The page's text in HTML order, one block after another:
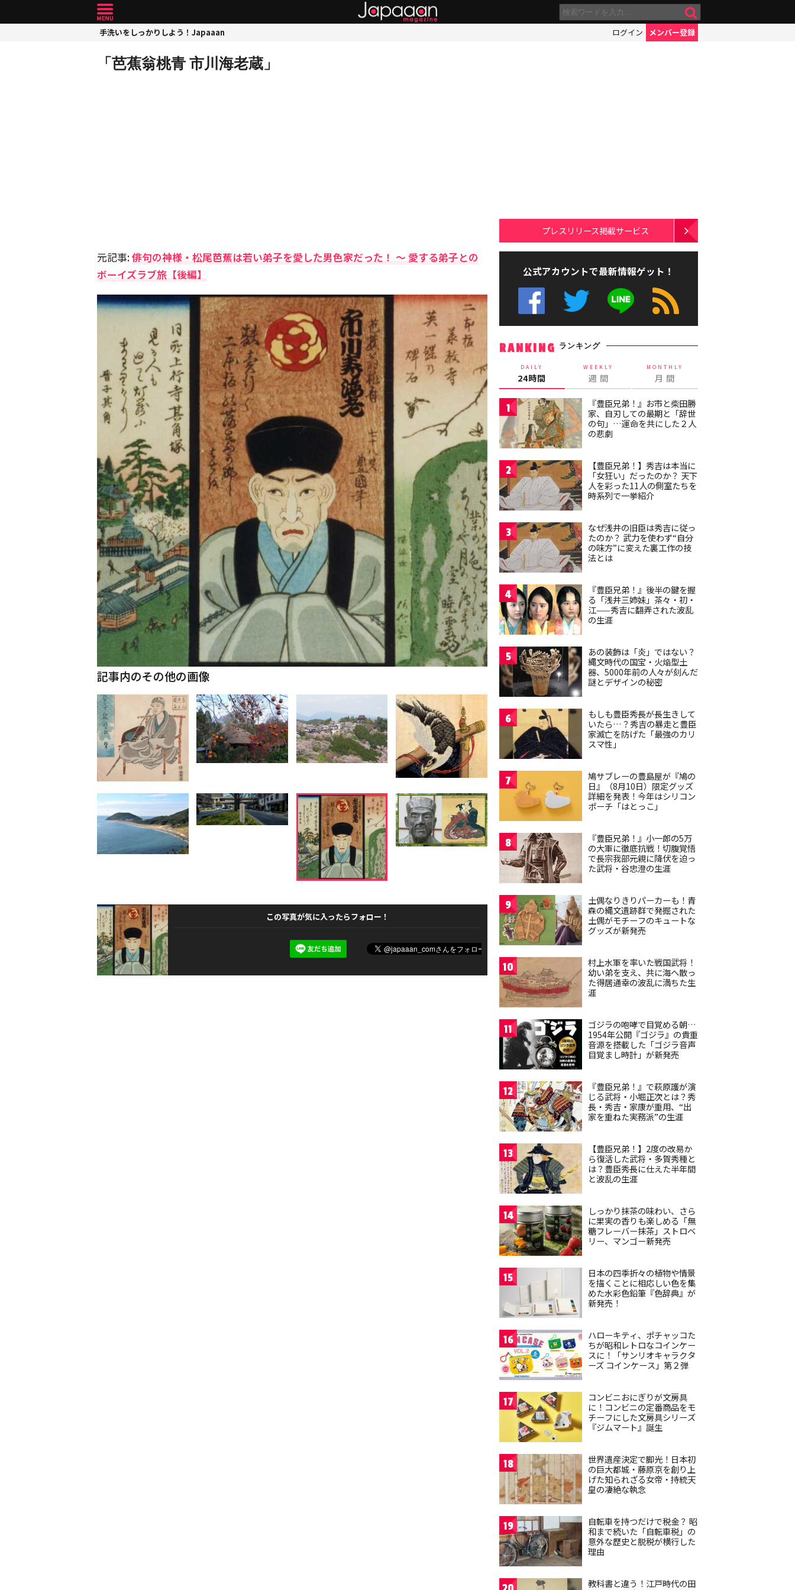
手洗いをしっかりしよう！Japaaan ログイン メンバー登録
「芭蕉翁桃青 市川海老蔵」
元記事:俳句の神様・松尾芭蕉は若い弟子を愛した男色家だった！ 〜 愛する弟子との
ボーイズラブ旅【後編】
記事内のその他の画像
この写真が気に入ったらフォロー！
プレスリリース掲載サービス
公式アカウントで最新情報ゲット！
RANKING ランキング
DAILY
24時間
WEEKLY
週 間
MONTHLY
月 間
1
『豊臣兄弟！』お市と柴田勝
家、自刃しての最期と「辞世
の句」…運命を共にした２人
の悲劇
2
【豊臣兄弟！】秀吉は本当に
「女狂い」だったのか？ 天下
人を彩った11人の側室たちを
時系列で一挙紹介
3
なぜ浅井の旧臣は秀吉に従っ
たのか？ 武力を使わず“自分
の味方”に変えた裏工作の技
法とは
4
『豊臣兄弟！』後半の鍵を握
る「浅井三姉妹」茶々・初・
江——秀吉に翻弄された波乱
の生涯
5
あの装飾は「炎」ではない？
縄文時代の国宝・火焔型土
器、5000年前の人々が刻んだ
謎とデザインの秘密
6
もしも豊臣秀長が長生きして
いたら…？秀吉の暴走と豊臣
家滅亡を防げた「最強のカリ
スマ性」
7
鳩サブレーの豊島屋が『鳩の
日』（8月10日）限定グッズ
詳細を発表！今年はシリコン
ポーチ「はとっこ」
8
『豊臣兄弟！』小一郎の5万
の大軍に徹底抗戦！切腹覚悟
で長宗我部元親に降伏を迫っ
た武将・谷忠澄の生涯
9
土偶なりきりパーカーも！青
森の縄文遺跡群で発掘された
土偶がモチーフのキュートな
グッズが新発売
10
村上水軍を率いた戦国武将！
幼い弟を支え、共に海へ散っ
た得居通幸の波乱に満ちた生
涯
11
ゴジラの咆哮で目覚める朝…
1954年公開『ゴジラ』の貴重
音源を搭載した「ゴジラ音声
目覚まし時計」が新発売
12
『豊臣兄弟！』で萩原護が演
じる武将・小堀正次とは？秀
長・秀吉・家康が重用、“出
家を重ねた実務派”の生涯
13
【豊臣兄弟！】2度の改易か
ら復活した武将・多賀秀種と
は？豊臣秀長に仕えた半年間
と波乱の生涯
14
しっかり抹茶の味わい、さら
に果実の香りも楽しめる「無
糖フレーバー抹茶」ストロベ
リー、マンゴー新発売
15
日本の四季折々の植物や情景
を描くことに相応しい色を集
めた水彩色鉛筆『色辞典』が
新発売！
16
ハローキティ、ポチャッコた
ちが昭和レトロなコインケー
スに！「サンリオキャラクタ
ーズ コインケース」第２弾
17
コンビニおにぎりが文房具
に！コンビニの定番商品をモ
チーフにした文房具シリーズ
『ジムマート』誕生
18
世界遺産決定で脚光！日本初
の巨大都城・藤原京を創り上
げた知られざる女帝・持統天
皇の凄絶な執念
19
自転車を持つだけで税金？ 昭
和まで続いた「自転車税」の
意外な歴史と脱税が横行した
理由
教科書と違う！江戸時代の田